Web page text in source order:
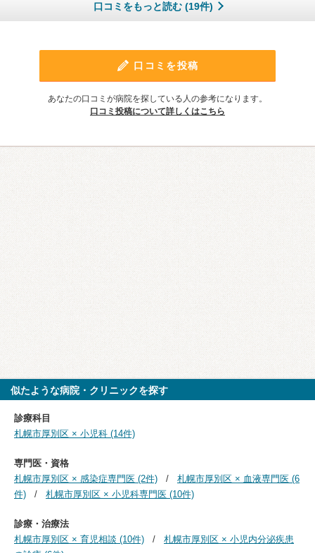
口コミをもっと読む (19件)
口コミを投稿
あなたの口コミが病院を探している人の参考になります。
口コミ投稿について詳しくはこちら
似たような病院・クリニックを探す
診療科目
札幌市厚別区 × 小児科 (14件)
専門医・資格
札幌市厚別区 × 感染症専門医 (2件)
札幌市厚別区 × 血液専門医 (6
件)
札幌市厚別区 × 小児科専門医 (10件)
診療・治療法
札幌市厚別区 × 育児相談 (10件)
札幌市厚別区 × 小児内分泌疾患